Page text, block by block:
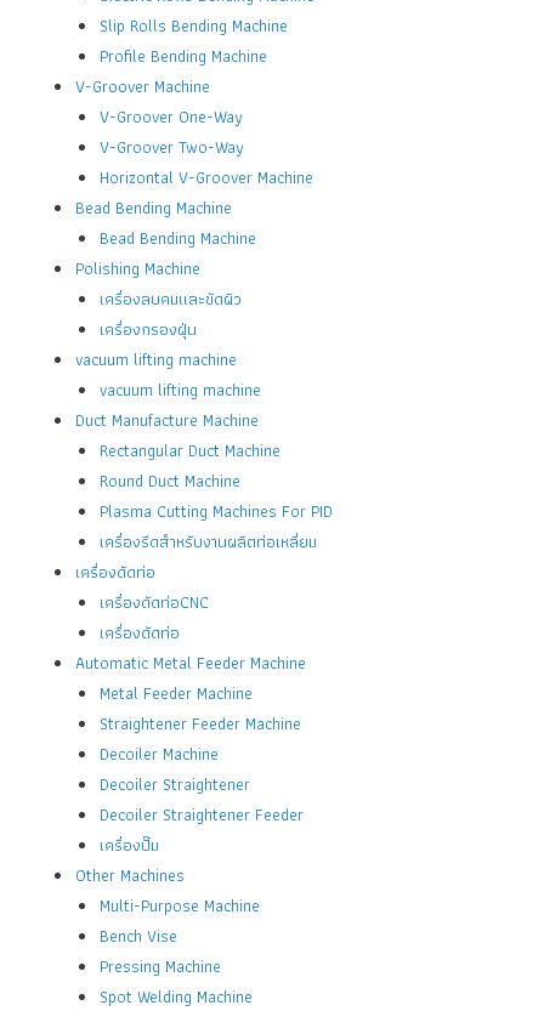
Slip Rolls Bending Machine
Profile Bending Machine
V-Groover Machine
V-Groover One-Way
V-Groover Two-Way
Horizontal V-Groover Machine
Bead Bending Machine
Bead Bending Machine
Polishing Machine
เครื่องลบคมและขัดผิว
เครื่องกรองฝุ่น
vacuum lifting machine
vacuum lifting machine
Duct Manufacture Machine
Rectangular Duct Machine
Round Duct Machine
Plasma Cutting Machines For PID
เครื่องรีดสำหรับงานผลิตท่อเหลี่ยม
เครื่องดัดท่อ
เครื่องดัดท่อCNC
เครื่องดัดท่อ
Automatic Metal Feeder Machine
Metal Feeder Machine
Straightener Feeder Machine
Decoiler Machine
Decoiler Straightener
Decoiler Straightener Feeder
เครื่องปั๊ม
Other Machines
Multi-Purpose Machine
Bench Vise
Pressing Machine
Spot Welding Machine